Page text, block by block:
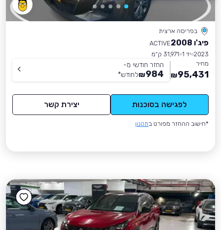
בפריסה ארצית
פיג'ו 2008
ACTIVE
2023 יד 1
31,971 ק״מ
מחיר
95,431
₪
החזר חודשי מ-
984
₪לחודש*
לפגישה בסוכנות יצירת קשר
*חישוב ההחזר מפורט בתקנון